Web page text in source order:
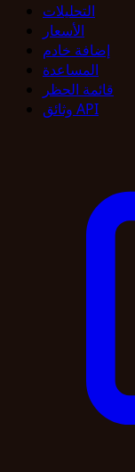
التحليلات
الأسعار
إضافة خادم
المساعدة
قائمة الحظر
وثائق API